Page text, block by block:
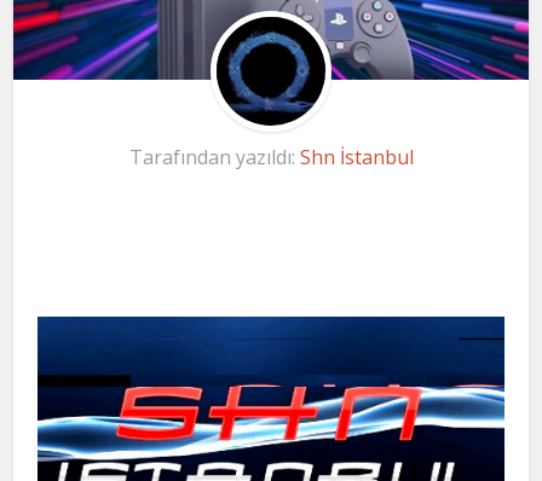
Tarafından yazıldı: Shn İstanbul